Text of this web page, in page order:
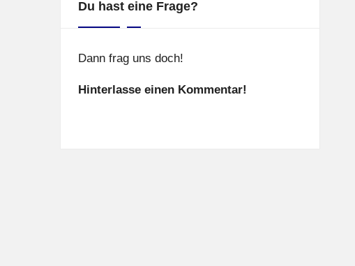
Du hast eine Frage?
Dann frag uns doch!
Hinterlasse einen Kommentar!